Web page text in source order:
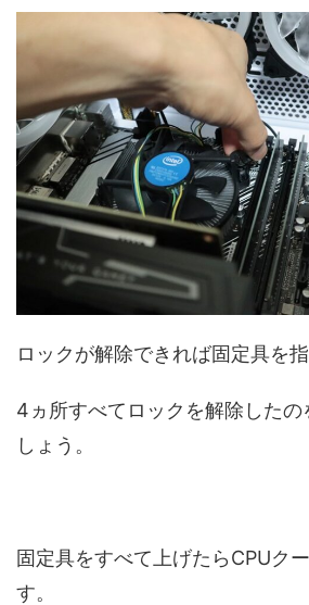
ロックが解除できれば固定具を
4ヵ所すべてロックを解除したの
しょう。
固定具をすべて上げたらCPUク
す。